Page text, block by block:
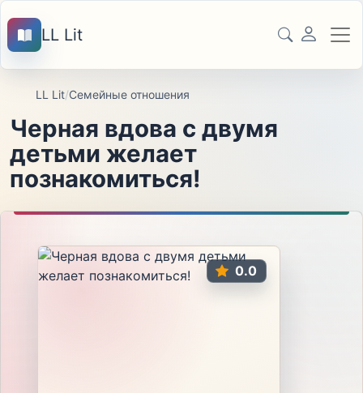
LL Lit
LL Lit/Семейные отношения
Черная вдова с двумя
детьми желает
познакомиться!
0.0